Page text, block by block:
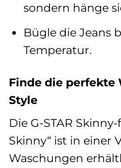
sondern hänge
Bügle die Jeans
Temperatur.
Finde die perfekte
Style
Die G-STAR
Skinny“ ist in einer
Waschungen